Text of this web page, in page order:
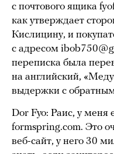
с почтового ящика
как утверждает
Кислицину, и
с адресом
переписка была
на английский,
выдержки с
Dor Fyo: Раис, у меня
formspring.com. Это
веб-сайт, у него 30